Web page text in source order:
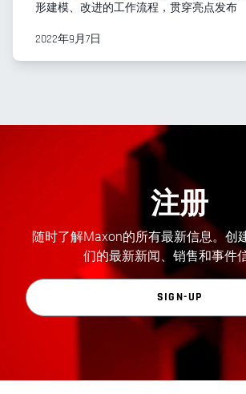
形建模、改进的工作流程，贯穿亮点发布
2022年9月7日
注册
随时了解Maxon的所有最新信息。创
们的最新新闻、销售和事件
SIGN-UP